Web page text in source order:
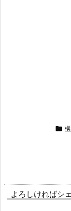

よろしければシ